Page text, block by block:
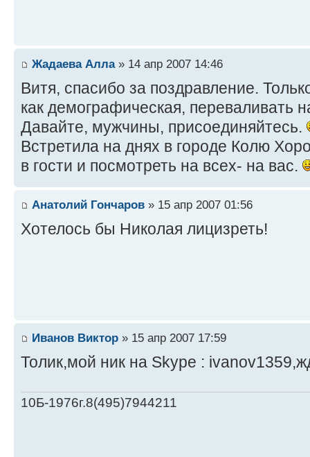
Жадаева Алла» 14 апр 2007 14:46
Витя, спасибо за поздравление.
как демографическая, переваливать
Давайте, мужчины, присоединяйтесь.
Встретила на днях в городе Колю
в гости и посмотреть на всех- на вас.
Анатолий Гончаров » 15 апр 2007 01:56
Хотелось бы Николая лицизреть!
Иванов Виктор » 15 апр 2007 17:59
Толик,мой ник на Skype :
10Б-1976г.8(495)7944211